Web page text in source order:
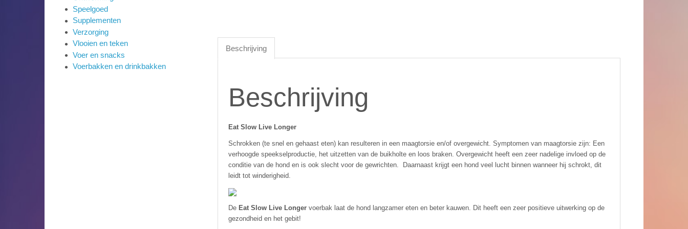
Speelgoed
Supplementen
Verzorging
Vlooien en teken
Voer en snacks
Voerbakken en drinkbakken
Beschrijving
Beschrijving
Eat Slow Live Longer
Schrokken (te snel en gehaast eten) kan resulteren in een maagtorsie en/of overgewicht. Symptomen van maagtorsie zijn: Een
verhoogde speekselproductie, het uitzetten van de buikholte en loos braken. Overgewicht heeft een zeer nadelige invloed op de
conditie van de hond en is ook slecht voor de gewrichten. Daarnaast krijgt een hond veel lucht binnen wanneer hij schrokt, dit
leidt tot winderigheid.
De Eat Slow Live Longervoerbak laat de hond langzamer eten en beter kauwen. Dit heeft een zeer positieve uitwerking op de
gezondheid en het gebit!